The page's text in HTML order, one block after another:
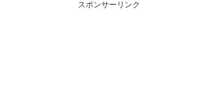
スポンサーリンク